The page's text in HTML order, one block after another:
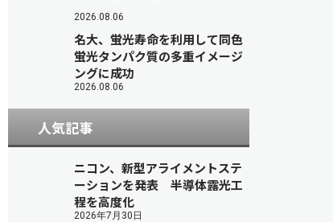
2026.08.06
名大、蛍光寿命を利用して同色
蛍光タンパク質の多重イメージ
ングに成功
2026.08.06
人気記事
ニコン、新型アライメントステ
ーションを発表 半導体露光工
程を高度化
2026年7月30日